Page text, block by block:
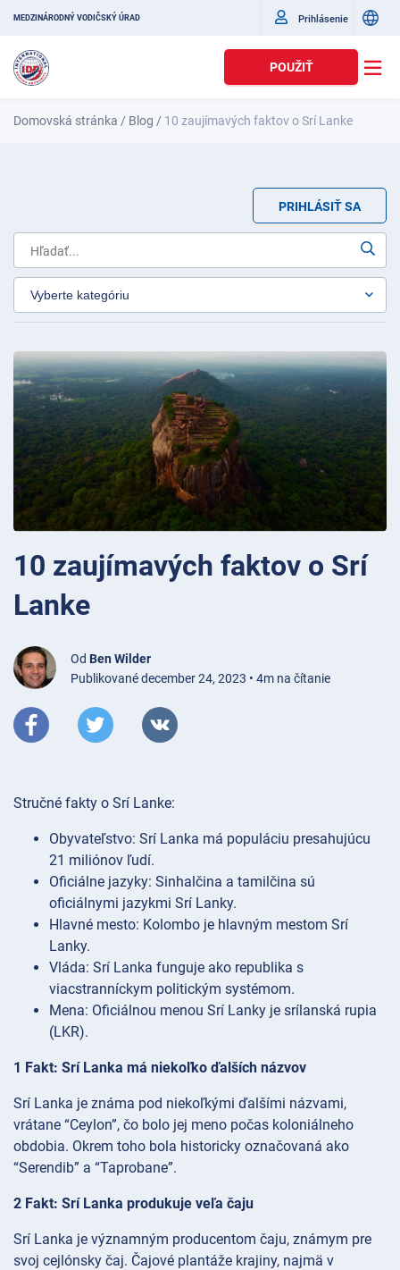
MEDZINÁRODNÝ VODIČSKÝ ÚRAD Prihlásenie
POUŽIŤ
Domovská stránka / Blog / 10 zaujímavých faktov o Srí Lanke
PRIHLÁSIŤ SA
10 zaujímavých faktov o Srí
Lanke
Od Ben Wilder
Publikované december 24, 2023 • 4m na čítanie
Stručné fakty o Srí Lanke:
Obyvateľstvo: Srí Lanka má populáciu presahujúcu
21 miliónov ľudí.
Oficiálne jazyky: Sinhalčina a tamilčina sú
oficiálnymi jazykmi Srí Lanky.
Hlavné mesto: Kolombo je hlavným mestom Srí
Lanky.
Vláda: Srí Lanka funguje ako republika s
viacstranníckym politickým systémom.
Mena: Oficiálnou menou Srí Lanky je srílanská rupia
(LKR).
1 Fakt: Srí Lanka má niekoľko ďalších názvov
Srí Lanka je známa pod niekoľkými ďalšími názvami,
vrátane “Ceylon”, čo bolo jej meno počas koloniálneho
obdobia. Okrem toho bola historicky označovaná ako
“Serendib” a “Taprobane”.
2 Fakt: Srí Lanka produkuje veľa čaju
Srí Lanka je významným producentom čaju, známym pre
svoj cejlónsky čaj. Čajové plantáže krajiny, najmä v